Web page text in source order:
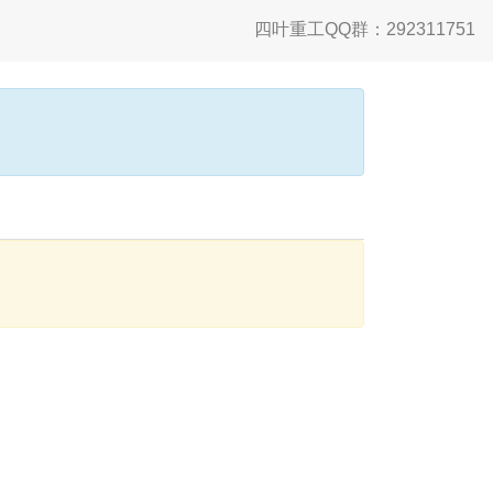
四叶重工QQ群：292311751